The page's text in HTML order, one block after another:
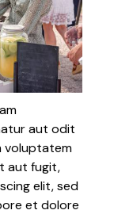
aut odit
voluptatem
aut fugit,
elit, sed
et dolore